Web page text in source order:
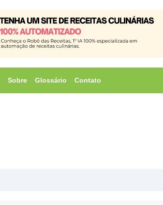
Sobre Glossário Contato